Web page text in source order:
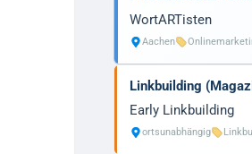
WortARTisten
Aachen
Linkbuilding
Early Linkbuilding
ortsunabhängig